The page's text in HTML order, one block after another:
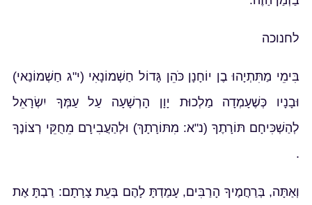
לחנוכה
בִּימֵי מַתִּתְיָהוּ בֶן יוֹחָנָן כֹּהֵן גָּדוֹל חַשְׁמוֹנָאִי (י"ג חַשְׁמוֹנַאי)
וּבָנָיו כְּשֶׁעָמְדָה מַלְכוּת יָוָן הָרְשָׁעָה עַל עַמְּךָ יִשְׂרָאֵל
לְהַשְׁכִּיחָם תּוֹרָתֶךָ (נ"א: מִתּוֹרָתָךְ) וּלְהַעֲבִירָם מֵחֻקֵּי רְצוֹנֶךָ
.
וְאַתָּה, בְּרַחֲמֶיךָ הָרַבִּים, עָמַדְתָּ לָהֶם בְּעֵת צָרָתָם: רַבְתָּ אֶת